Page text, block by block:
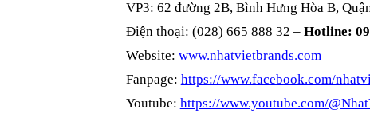
VP3: 62 đường 2B, Bình Hưng Hòa B,
Điện thoại: (028) 665 888 32 – Hotline:
Website: www.nhatvietbrands.com
Fanpage: https://www.facebook.com/
Youtube: https://www.youtube.com/